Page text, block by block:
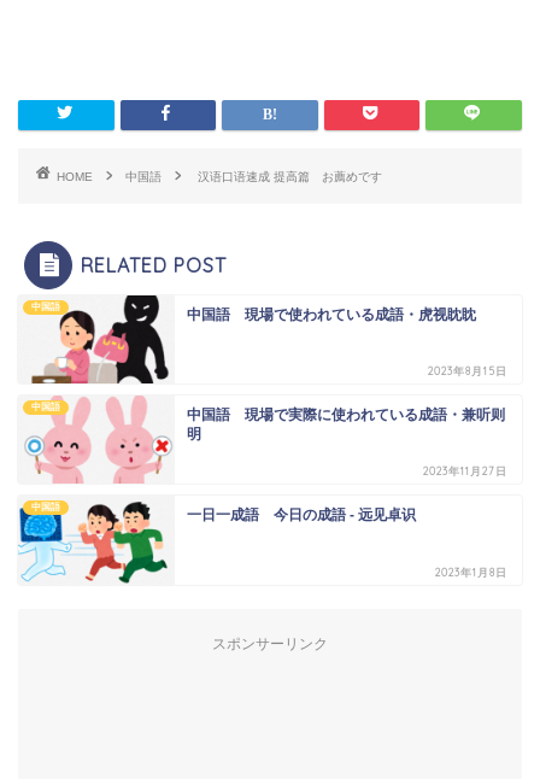
HOME 中国語 汉语口语速成 提高篇 お薦めです
RELATED POST
中国語 中国語 現場で使われている成語・虎视眈眈
2023年8月15日
中国語
中国語 現場で実際に使われている成語・兼听则
明
2023年11月27日
中国語 一日一成語 今日の成語 - 远见卓识
2023年1月8日
スポンサーリンク